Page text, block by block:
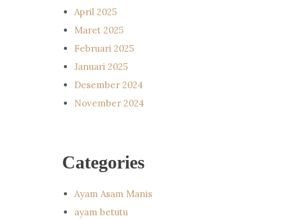
April 2025
Maret 2025
Februari 2025
Januari 2025
Desember 2024
November 2024
Categories
Ayam Asam Manis
ayam betutu